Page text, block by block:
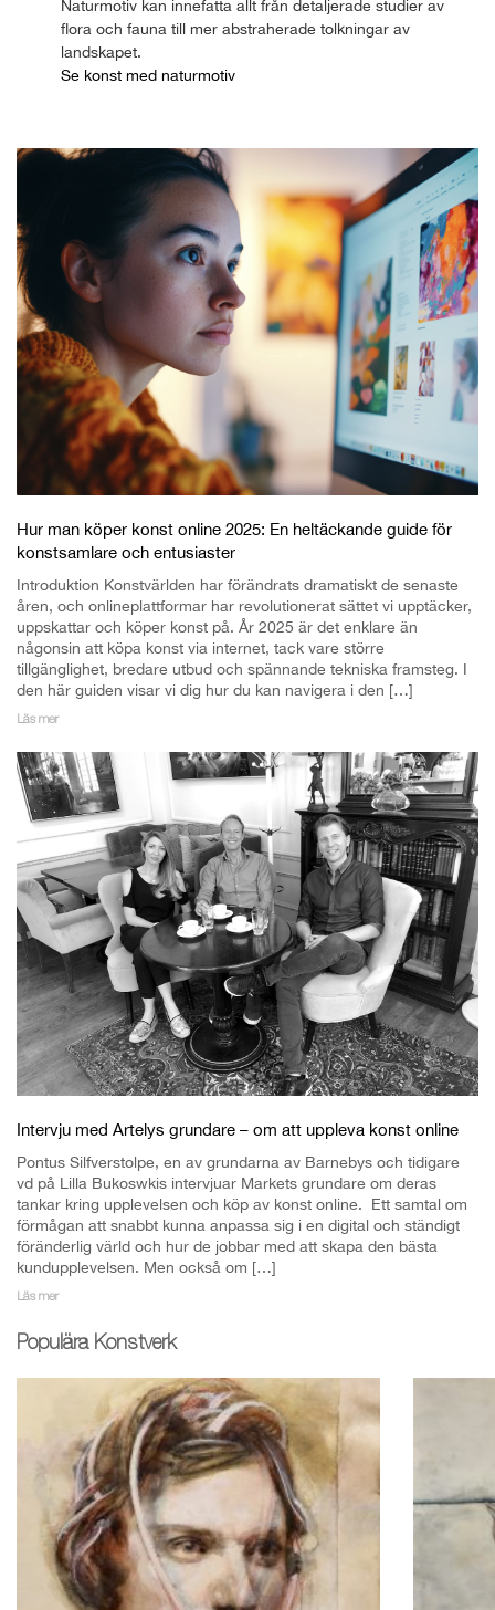
Naturmotiv kan innefatta allt från detaljerade studier av
flora och fauna till mer abstraherade tolkningar av
landskapet.
Se konst med naturmotiv
Hur man köper konst online 2025: En heltäckande guide för
konstsamlare och entusiaster
Introduktion Konstvärlden har förändrats dramatiskt de senaste
åren, och onlineplattformar har revolutionerat sättet vi upptäcker,
uppskattar och köper konst på. År 2025 är det enklare än
någonsin att köpa konst via internet, tack vare större
tillgänglighet, bredare utbud och spännande tekniska framsteg. I
den här guiden visar vi dig hur du kan navigera i den […]
Läs mer
Intervju med Artelys grundare – om att uppleva konst online
Pontus Silfverstolpe, en av grundarna av Barnebys och tidigare
vd på Lilla Bukoswkis intervjuar Markets grundare om deras
tankar kring upplevelsen och köp av konst online. Ett samtal om
förmågan att snabbt kunna anpassa sig i en digital och ständigt
föränderlig värld och hur de jobbar med att skapa den bästa
kundupplevelsen. Men också om […]
Läs mer
Populära Konstverk